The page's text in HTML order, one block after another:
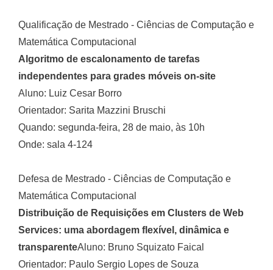
Qualificação de Mestrado - Ciências de Computação e
Matemática Computacional
Algoritmo de escalonamento de tarefas
independentes para grades móveis on-site
Aluno: Luiz Cesar Borro
Orientador: Sarita Mazzini Bruschi
Quando: segunda-feira, 28 de maio, às 10h
Onde: sala 4-124
Defesa de Mestrado - Ciências de Computação e
Matemática Computacional
Distribuição de Requisições em Clusters de Web
Services: uma abordagem flexível, dinâmica e
transparenteAluno: Bruno Squizato Faical
Orientador: Paulo Sergio Lopes de Souza